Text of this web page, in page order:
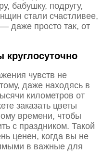
бабушку, подругу,
стали счастливее,
даже просто так, от
круглосуточно
чувств не
даже находясь в
километров от
заказать цветы
времени, чтобы
с праздником. Такой
ценен, когда вы не
в важные для